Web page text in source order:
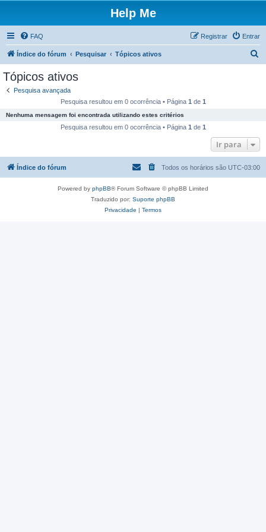
Help Me
FAQ Entrar
Registrar
Índice do fórum Pesquisar Tópicos ativos
s
r
Tópicos ativos
Pesquisa avançada
Pesquisa resultou em 0 ocorrência • Página 1 de 1
Nenhuma mensagem foi encontrada utilizando estes critérios
Pesquisa resultou em 0 ocorrência • Página 1 de 1
Ir para
Índice do fórum Todos os horários são UTC-03:00
Powered by phpBB® Forum Software © phpBB Limited
Traduzido por: Suporte phpBB
Privacidade | Termos